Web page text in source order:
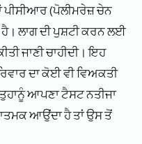
ਪੀਸੀਆਰ (ਪੋਲੀਮਰੇਜ਼ ਚੇਨ
ਲਾਗ ਦੀ ਪੁਸ਼ਟੀ ਕਰਨ ਲਈ
ਜਾਣੀ ਚਾਹੀਦੀ। ਇਹ
ਦਾ ਕੋਈ ਵੀ ਵਿਅਕਤੀ
ਆਪਣਾ ਟੈਸਟ ਨਤੀਜਾ
ਆਉਂਦਾ ਹੈ ਤਾਂ ਉਸ ਤੋਂ